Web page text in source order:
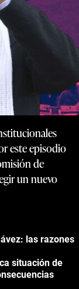
este episodio
de
un nuevo
las razones
situación de